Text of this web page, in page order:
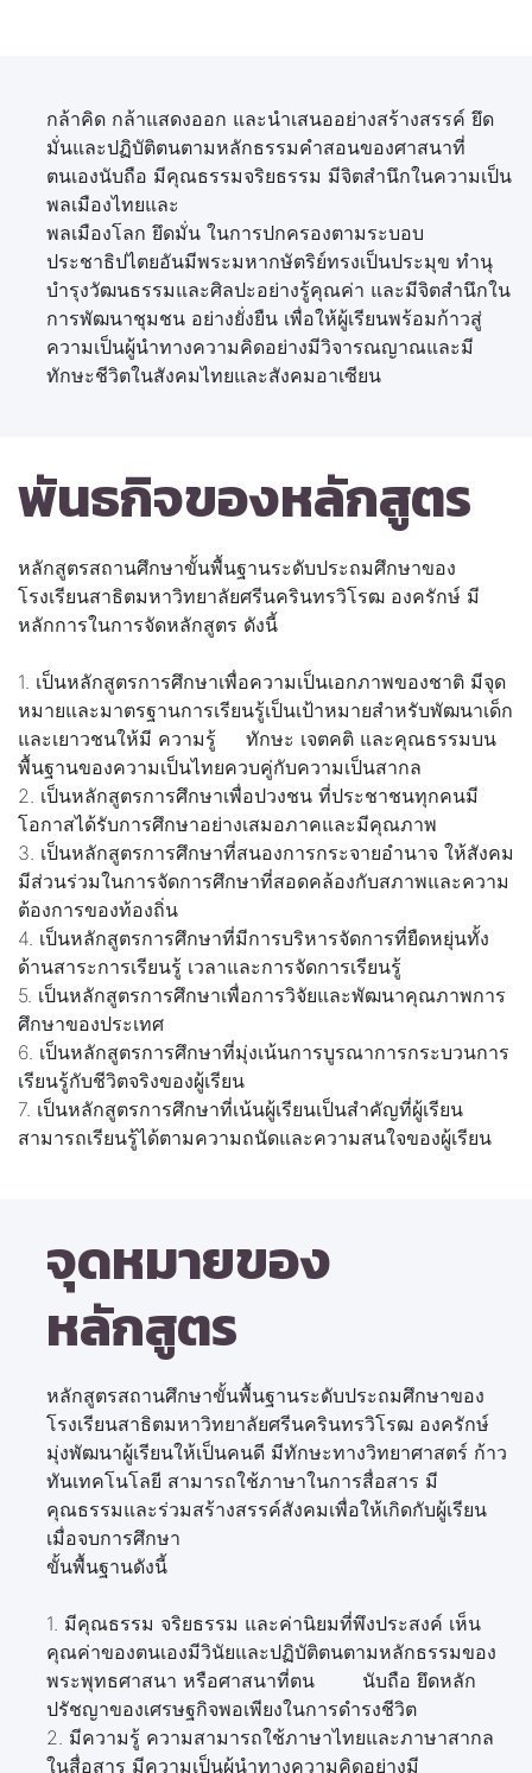
กล้าคิด กล้าแสดงออก และนำเสนออย่างสร้างสรรค์ ยึด
มั่นและปฏิบัติตนตามหลักธรรมคำสอนของศาสนาที่
ตนเองนับถือ มีคุณธรรมจริยธรรม มีจิตสำนึกในความเป็น
พลเมืองไทยและ
พลเมืองโลก ยึดมั่น ในการปกครองตามระบอบ
ประชาธิปไตยอันมีพระมหากษัตริย์ทรงเป็นประมุข ทำนุ
บำรุงวัฒนธรรมและศิลปะอย่างรู้คุณค่า และมีจิตสำนึกใน
การพัฒนาชุมชน อย่างยั่งยืน เพื่อให้ผู้เรียนพร้อมก้าวสู่
ความเป็นผู้นำทางความคิดอย่างมีวิจารณญาณและมี
ทักษะชีวิตในสังคมไทยและสังคมอาเซียน
พันธกิจของหลักสูตร
หลักสูตรสถานศึกษาขั้นพื้นฐานระดับประถมศึกษาของ
โรงเรียนสาธิตมหาวิทยาลัยศรีนครินทรวิโรฒ องครักษ์ มี
หลักการในการจัดหลักสูตร ดังนี้
1. เป็นหลักสูตรการศึกษาเพื่อความเป็นเอกภาพของชาติ มีจุด
หมายและมาตรฐานการเรียนรู้เป็นเป้าหมายสำหรับพัฒนาเด็ก
และเยาวชนให้มี ความรู้ ทักษะ เจตคติ และคุณธรรมบน
พื้นฐานของความเป็นไทยควบคู่กับความเป็นสากล
2. เป็นหลักสูตรการศึกษาเพื่อปวงชน ที่ประชาชนทุกคนมี
โอกาสได้รับการศึกษาอย่างเสมอภาคและมีคุณภาพ
3. เป็นหลักสูตรการศึกษาที่สนองการกระจายอำนาจ ให้สังคม
มีส่วนร่วมในการจัดการศึกษาที่สอดคล้องกับสภาพและความ
ต้องการของท้องถิ่น
4. เป็นหลักสูตรการศึกษาที่มีการบริหารจัดการที่ยืดหยุ่นทั้ง
ด้านสาระการเรียนรู้ เวลาและการจัดการเรียนรู้
5. เป็นหลักสูตรการศึกษาเพื่อการวิจัยและพัฒนาคุณภาพการ
ศึกษาของประเทศ
6. เป็นหลักสูตรการศึกษาที่มุ่งเน้นการบูรณาการกระบวนการ
เรียนรู้กับชีวิตจริงของผู้เรียน
7. เป็นหลักสูตรการศึกษาที่เน้นผู้เรียนเป็นสำคัญที่ผู้เรียน
สามารถเรียนรู้ได้ตามความถนัดและความสนใจของผู้เรียน
จุดหมายของ
หลักสูตร
หลักสูตรสถานศึกษาขั้นพื้นฐานระดับประถมศึกษาของ
โรงเรียนสาธิตมหาวิทยาลัยศรีนครินทรวิโรฒ องครักษ์
มุ่งพัฒนาผู้เรียนให้เป็นคนดี มีทักษะทางวิทยาศาสตร์ ก้าว
ทันเทคโนโลยี สามารถใช้ภาษาในการสื่อสาร มี
คุณธรรมและร่วมสร้างสรรค์สังคมเพื่อให้เกิดกับผู้เรียน
เมื่อจบการศึกษา
ขั้นพื้นฐานดังนี้
1. มีคุณธรรม จริยธรรม และค่านิยมที่พึงประสงค์ เห็น
คุณค่าของตนเองมีวินัยและปฏิบัติตนตามหลักธรรมของ
พระพุทธศาสนา หรือศาสนาที่ตน นับถือ ยึดหลัก
ปรัชญาของเศรษฐกิจพอเพียงในการดำรงชีวิต
2. มีความรู้ ความสามารถใช้ภาษาไทยและภาษาสากล
ในสื่อสาร มีความเป็นผู้นำทางความคิดอย่างมี